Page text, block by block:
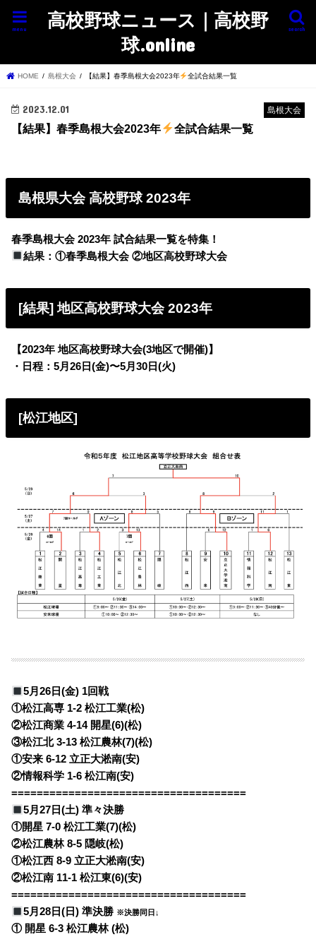
高校野球ニュース｜高校野
球.online
search
menu
HOME 島根大会 【結果】春季島根大会2023年 全試合結果一覧
島根大会
2023.12.01
【結果】春季島根大会2023年 全試合結果一覧
島根県大会 高校野球 2023年
春季島根大会 2023年 試合結果一覧を特集！
結果：①春季島根大会 ②地区高校野球大会
[結果] 地区高校野球大会 2023年
【2023年 地区高校野球大会(3地区で開催)】
・日程：5月26日(金)〜5月30日(火)
[松江地区]
5月26日(金) 1回戦
①松江高専 1-2 松江工業(松)
②松江商業 4-14 開星(6)(松)
③松江北 3-13 松江農林(7)(松)
①安来 6-12 立正大淞南(安)
②情報科学 1-6 松江南(安)
=====================================
5月27日(土) 準々決勝
①開星 7-0 松江工業(7)(松)
②松江農林 8-5 隠岐(松)
①松江西 8-9 立正大淞南(安)
②松江南 11-1 松江東(6)(安)
=====================================
5月28日(日) 準決勝 ※決勝同日↓
① 開星 6-3 松江農林 (松)